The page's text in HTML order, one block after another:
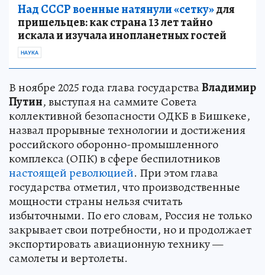
Над СССР военные натянули «сетку»для
пришельцев: как страна 13 лет тайно
искала и изучала инопланетных гостей
НАУКА
В ноябре 2025 года глава государстваВладимир
Путин, выступая на саммите Совета
коллективной безопасности ОДКБ в Бишкеке,
назвал прорывные технологии и достижения
российского оборонно-промышленного
комплекса (ОПК) в сфере беспилотников
настоящей революцией. При этом глава
государства отметил, что производственные
мощности страны нельзя считать
избыточными. По его словам, Россия не только
закрывает свои потребности, но и продолжает
экспортировать авиационную технику —
самолеты и вертолеты.